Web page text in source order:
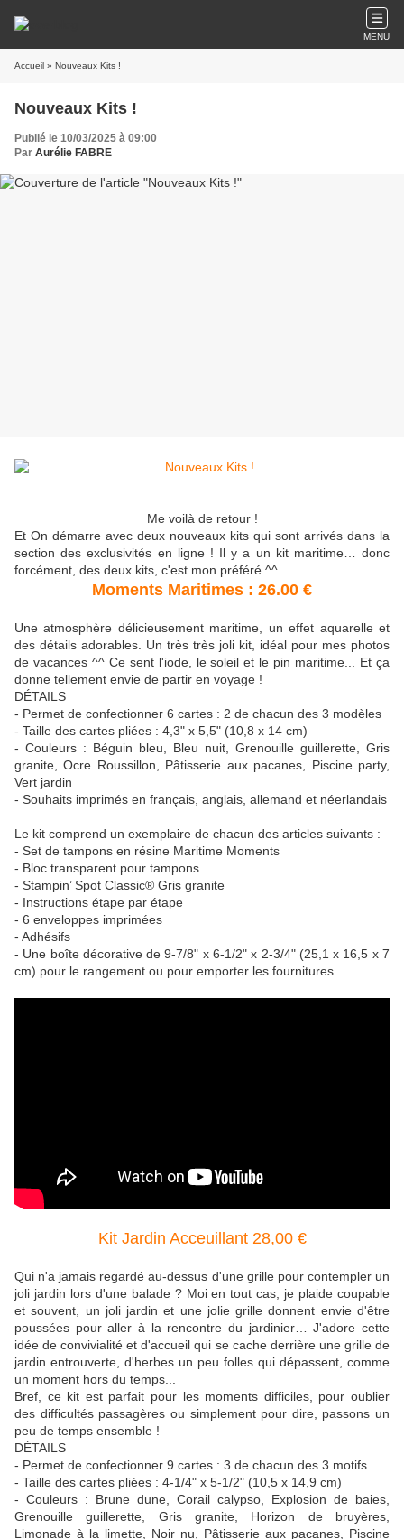
MENU
Accueil » Nouveaux Kits !
Nouveaux Kits !
Publié le 10/03/2025 à 09:00
Par Aurélie FABRE
Me voilà de retour !
Et On démarre avec deux nouveaux kits qui sont arrivés dans la
section des exclusivités en ligne ! Il y a un kit maritime… donc
forcément, des deux kits, c'est mon préféré ^^
Moments Maritimes : 26.00 €
Une atmosphère délicieusement maritime, un effet aquarelle et
des détails adorables. Un très très joli kit, idéal pour mes photos
de vacances ^^ Ce sent l'iode, le soleil et le pin maritime... Et ça
donne tellement envie de partir en voyage !
DÉTAILS
- Permet de confectionner 6 cartes : 2 de chacun des 3 modèles
- Taille des cartes pliées : 4,3" x 5,5" (10,8 x 14 cm)
- Couleurs : Béguin bleu, Bleu nuit, Grenouille guillerette, Gris
granite, Ocre Roussillon, Pâtisserie aux pacanes, Piscine party,
Vert jardin
- Souhaits imprimés en français, anglais, allemand et néerlandais
Le kit comprend un exemplaire de chacun des articles suivants :
- Set de tampons en résine Maritime Moments
- Bloc transparent pour tampons
- Stampin’ Spot Classic® Gris granite
- Instructions étape par étape
- 6 enveloppes imprimées
- Adhésifs
- Une boîte décorative de 9-7/8" x 6-1/2" x 2-3/4" (25,1 x 16,5 x 7
cm) pour le rangement ou pour emporter les fournitures
Kit Jardin Acceuillant 28,00 €
Qui n'a jamais regardé au-dessus d'une grille pour contempler un
joli jardin lors d'une balade ? Moi en tout cas, je plaide coupable
et souvent, un joli jardin et une jolie grille donnent envie d'être
poussées pour aller à la rencontre du jardinier… J'adore cette
idée de convivialité et d'accueil qui se cache derrière une grille de
jardin entrouverte, d'herbes un peu folles qui dépassent, comme
un moment hors du temps...
Bref, ce kit est parfait pour les moments difficiles, pour oublier
des difficultés passagères ou simplement pour dire, passons un
peu de temps ensemble !
DÉTAILS
- Permet de confectionner 9 cartes : 3 de chacun des 3 motifs
- Taille des cartes pliées : 4-1/4" x 5-1/2" (10,5 x 14,9 cm)
- Couleurs : Brune dune, Corail calypso, Explosion de baies,
Grenouille guillerette, Gris granite, Horizon de bruyères,
Limonade à la limette, Noir nu, Pâtisserie aux pacanes, Piscine